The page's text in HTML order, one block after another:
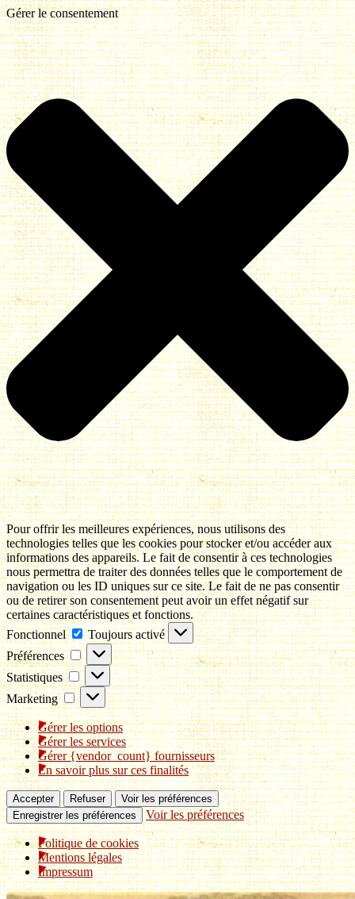
Gérer le consentement
Pour offrir les meilleures expériences, nous utilisons des
technologies telles que les cookies pour stocker et/ou accéder aux
informations des appareils. Le fait de consentir à ces technologies
nous permettra de traiter des données telles que le comportement de
navigation ou les ID uniques sur ce site. Le fait de ne pas consentir
ou de retirer son consentement peut avoir un effet négatif sur
certaines caractéristiques et fonctions.
Fonctionnel
Fonctionnel
Toujours activé
Préférences
Préférences
Statistiques Statistiques
Marketing Marketing
Gérer les options
Gérer les services
Gérer {vendor_count} fournisseurs
En savoir plus sur ces finalités
Accepter Refuser
Voir les préférences
Enregistrer les préférences
Voir les préférences
Politique de cookies
Mentions légales
Impressum